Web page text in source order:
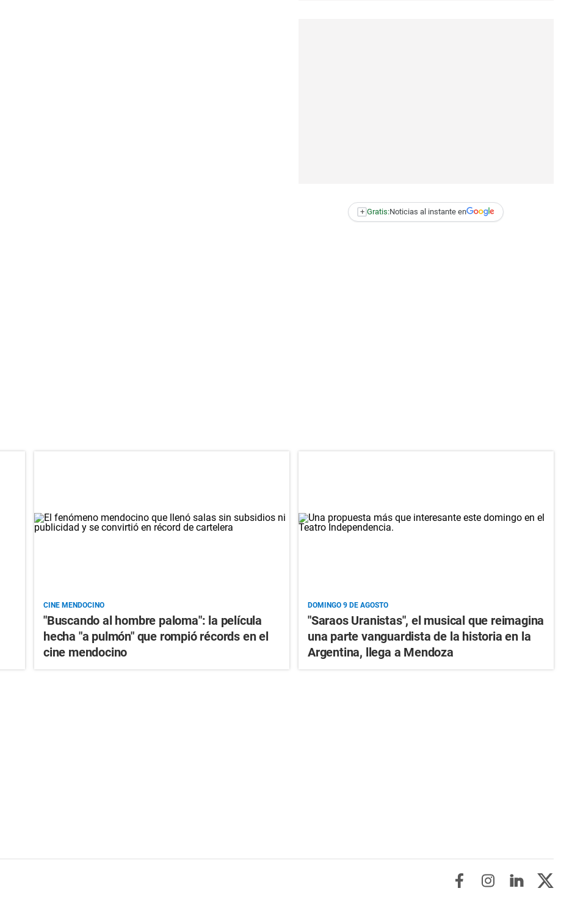
+ Gratis:Noticias al instante en
CINE MENDOCINO
"Buscando al hombre paloma": la película
hecha "a pulmón" que rompió récords en el
cine mendocino
DOMINGO 9 DE AGOSTO
"Saraos Uranistas", el musical que reimagina
una parte vanguardista de la historia en la
Argentina, llega a Mendoza